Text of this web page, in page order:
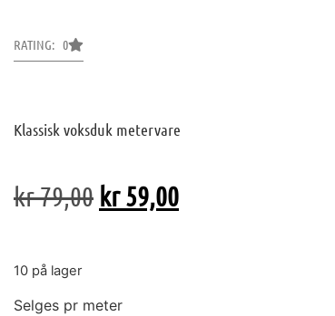
RATING: 0
Klassisk voksduk metervare
kr79,00 kr59,00
10 på lager
Selges pr meter